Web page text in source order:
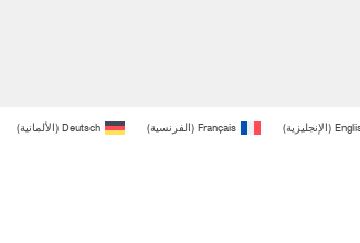
(الإنجليزية)
Français
(الفرنسية)
Deutsch
(الألمانية)